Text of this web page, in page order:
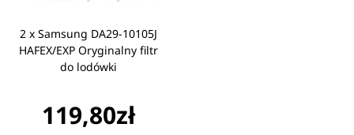
2 x Samsung DA29-10105J
HAFEX/EXP Oryginalny filtr
do lodówki
119,80zł